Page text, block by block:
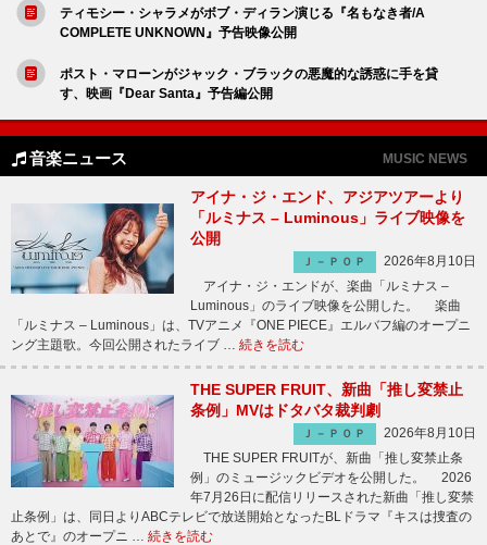
ティモシー・シャラメがボブ・ディラン演じる『名もなき者/A
COMPLETE UNKNOWN』予告映像公開
ポスト・マローンがジャック・ブラックの悪魔的な誘惑に手を貸
す、映画『Dear Santa』予告編公開
音楽ニュース MUSIC NEWS
アイナ・ジ・エンド、アジアツアーより
「ルミナス – Luminous」ライブ映像を
公開
Ｊ－ＰＯＰ
2026年8月10日
アイナ・ジ・エンドが、楽曲「ルミナス –
Luminous」のライブ映像を公開した。 楽曲
「ルミナス – Luminous」は、TVアニメ『ONE PIECE』エルバフ編のオープニ
ング主題歌。今回公開されたライブ … 続きを読む
THE SUPER FRUIT、新曲「推し変禁止
条例」MVはドタバタ裁判劇
Ｊ－ＰＯＰ
2026年8月10日
THE SUPER FRUITが、新曲「推し変禁止条
例」のミュージックビデオを公開した。 2026
年7月26日に配信リリースされた新曲「推し変禁
止条例」は、同日よりABCテレビで放送開始となったBLドラマ『キスは捜査の
あとで』のオープニ … 続きを読む